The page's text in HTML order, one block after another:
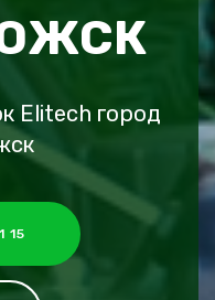
Elitech город
15